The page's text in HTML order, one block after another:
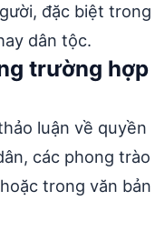
đặc biệt trong
dân tộc.
trường hợp
luận về quyền
các phong trào
trong văn bản